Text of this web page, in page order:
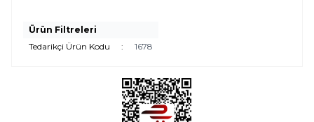
Ürün Filtreleri
Tedarikçi Ürün Kodu
: 1678